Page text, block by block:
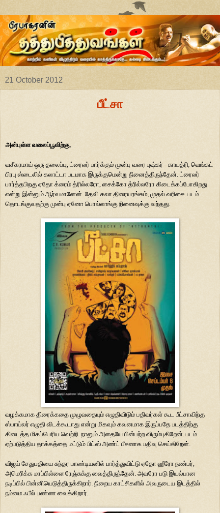
21 October 2012
பீட்சா
அன்புள்ள வலைப்பூவிற்கு,
வசீகரமாய் ஒரு தலைப்பு ட்ரைலர் பார்க்கும் முன்பு வரை புஷ்கர் - காயத்ரி வெங்கட்
பிரபு ஸ்டைலில் கலாட்டா படமாக இருக்குமென்று நினைத்திருந்தேன் ட்ரைலர்
பார்த்தபிறகு ஏதோ க்ரைம் த்ரில்லரோ சைக்கோ த்ரில்லரோ கிடைக்கப்போகிறது
என்று இன்னும் ஆர்வமானேன் தேவி கலா திரையரங்கம் முதல் வரிசை படம்
தொடங்குவதற்கு முன்பு ஏனோ பொல்லாங்கு நினைவுக்கு வந்தது
வழக்கமாக திரைக்கதை முழுவதையும் எழுதிவிடும் பதிவர்கள் கூட பீட்சாவிற்கு
ஸ்பாய்லர் எழுதி விடக்கூடாது என்று மிகவும் கவனமாக இருப்பதே படத்திற்கு
கிடைத்த மிகப்பெரிய வெற்றி. நானும் அதையே பின்பற்ற விரும்புகிறேன். படம்
ஏற்படுத்திய தாக்கத்தை மட்டும் பிட்ஸ் அண்ட் பீசஸாக பதிவு செய்கிறேன்.
விஜய் சேதுபதியை சுந்தர பாண்டியனில் பார்த்துவிட்டு ஏதோ ஹீரோ நண்பர்
அமெரிக்க மாப்பிள்ளை ரேஞ்சுக்கு வைத்திருந்தேன். அவரோ படு இயல்பான
நடிப்பில் பின்னியெடுத்திருக்கிறார். நிறைய காட்சிகளில் அவருடைய இடத்தில்
நம்மை ஃபீல் பண்ண வைக்கிறார்.